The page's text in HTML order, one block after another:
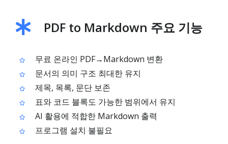
PDF to Markdown 주요 기능
무료 온라인 PDF→Markdown 변환
문서의 의미 구조 최대한 유지
제목, 목록, 문단 보존
표와 코드 블록도 가능한 범위에서 유지
AI 활용에 적합한 Markdown 출력
프로그램 설치 불필요